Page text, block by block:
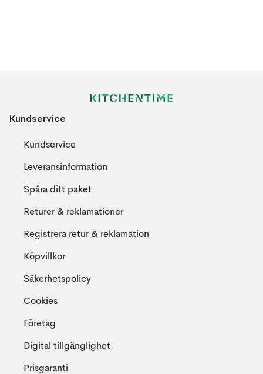
Kundservice
Kundservice
Leveransinformation
Spåra ditt paket
Returer & reklamationer
Registrera retur & reklamation
Köpvillkor
Säkerhetspolicy
Cookies
Företag
Digital tillgänglighet
Prisgaranti